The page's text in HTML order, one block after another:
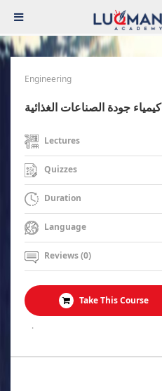
Engineering
كيمياء جودة الصناعات الغذائية
Lectures
Quizzes
Duration
Language
Reviews (0)
Take This Course
.